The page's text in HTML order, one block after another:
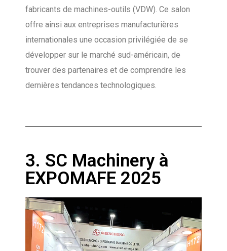
fabricants de machines-outils (VDW). Ce salon
offre ainsi aux entreprises manufacturières
internationales une occasion privilégiée de se
développer sur le marché sud-américain, de
trouver des partenaires et de comprendre les
dernières tendances technologiques.
3. SC Machinery à
EXPOMAFE 2025